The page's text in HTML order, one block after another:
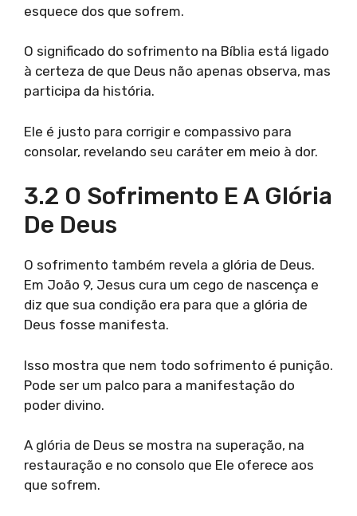
esquece dos que sofrem.
O significado do sofrimento na Bíblia está ligado
à certeza de que Deus não apenas observa, mas
participa da história.
Ele é justo para corrigir e compassivo para
consolar, revelando seu caráter em meio à dor.
3.2 O Sofrimento E A Glória
De Deus
O sofrimento também revela a glória de Deus.
Em João 9, Jesus cura um cego de nascença e
diz que sua condição era para que a glória de
Deus fosse manifesta.
Isso mostra que nem todo sofrimento é punição.
Pode ser um palco para a manifestação do
poder divino.
A glória de Deus se mostra na superação, na
restauração e no consolo que Ele oferece aos
que sofrem.